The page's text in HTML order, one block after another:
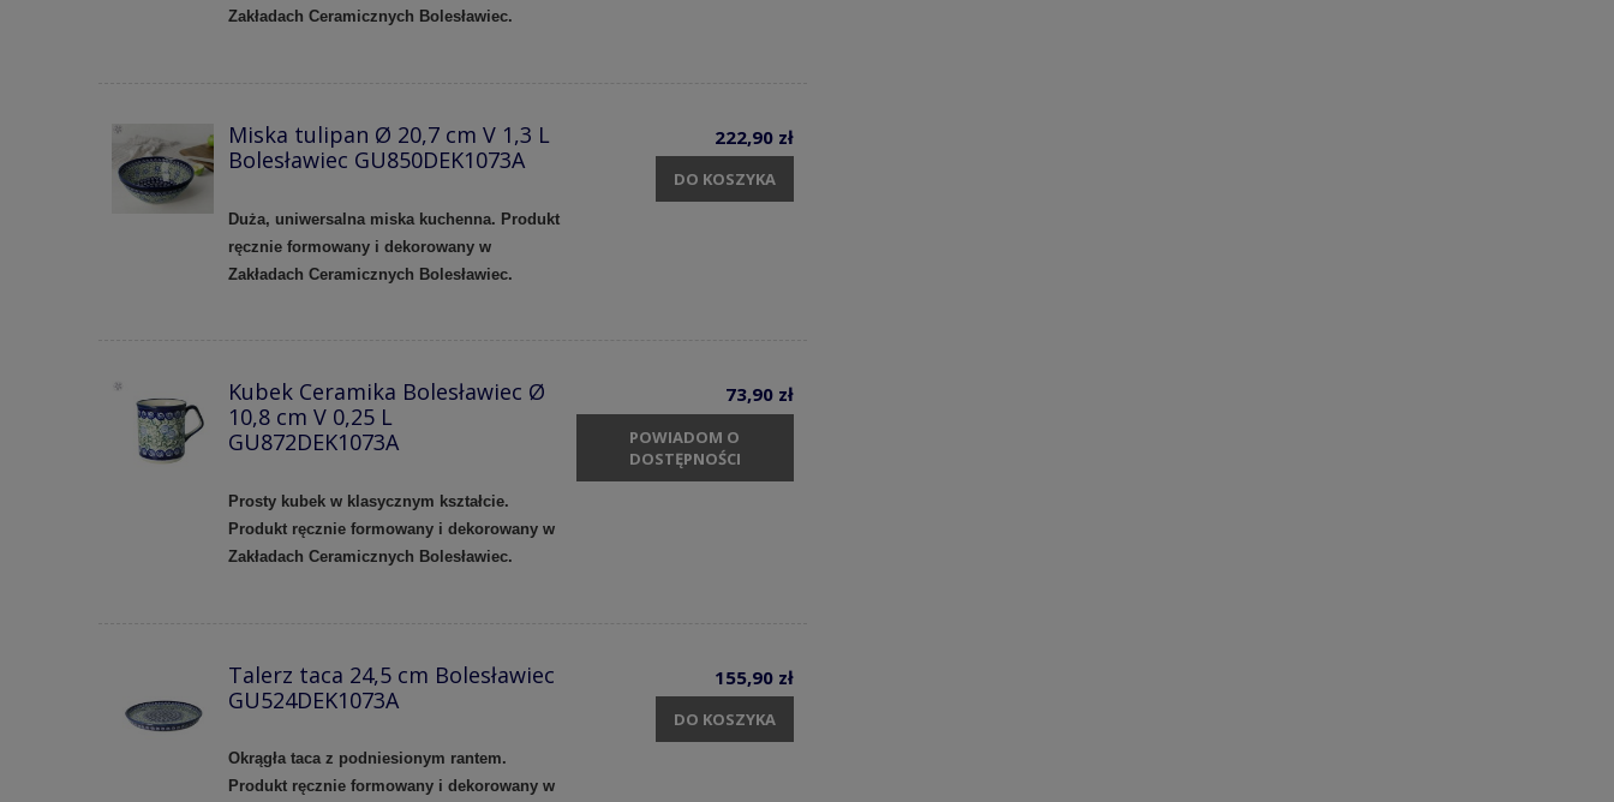
Zakładach Ceramicznych Bolesławiec.
Miska tulipan Ø 20,7 cm V 1,3 L
Bolesławiec GU850DEK1073A
Duża, uniwersalna miska kuchenna. Produkt
ręcznie formowany i dekorowany w
Zakładach Ceramicznych Bolesławiec.
222,90 zł
DO KOSZYKA
Kubek Ceramika Bolesławiec Ø
10,8 cm V 0,25 L
GU872DEK1073A
Prosty kubek w klasycznym kształcie.
Produkt ręcznie formowany i dekorowany w
Zakładach Ceramicznych Bolesławiec.
73,90 zł
POWIADOM O
DOSTĘPNOŚCI
Talerz taca 24,5 cm Bolesławiec
GU524DEK1073A
Okrągła taca z podniesionym rantem.
Produkt ręcznie formowany i dekorowany w
155,90 zł
DO KOSZYKA